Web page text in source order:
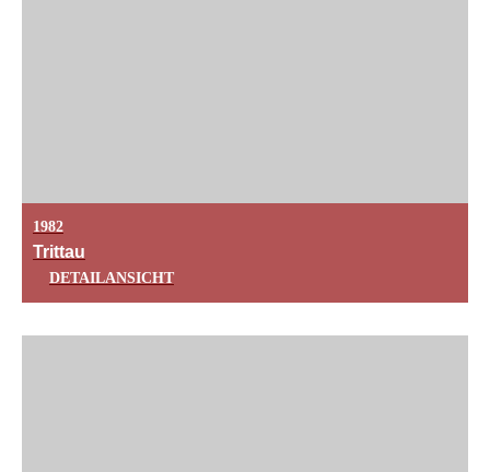
1982
Trittau
DETAILANSICHT